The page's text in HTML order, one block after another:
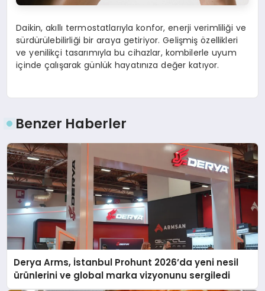
Daikin, akıllı termostatlarıyla konfor, enerji verimliliği ve
sürdürülebilirliği bir araya getiriyor. Gelişmiş özellikleri
ve yenilikçi tasarımıyla bu cihazlar, kombilerle uyum
içinde çalışarak günlük hayatınıza değer katıyor.
Benzer Haberler
Derya Arms, İstanbul Prohunt 2026’da yeni nesil
ürünlerini ve global marka vizyonunu sergiledi